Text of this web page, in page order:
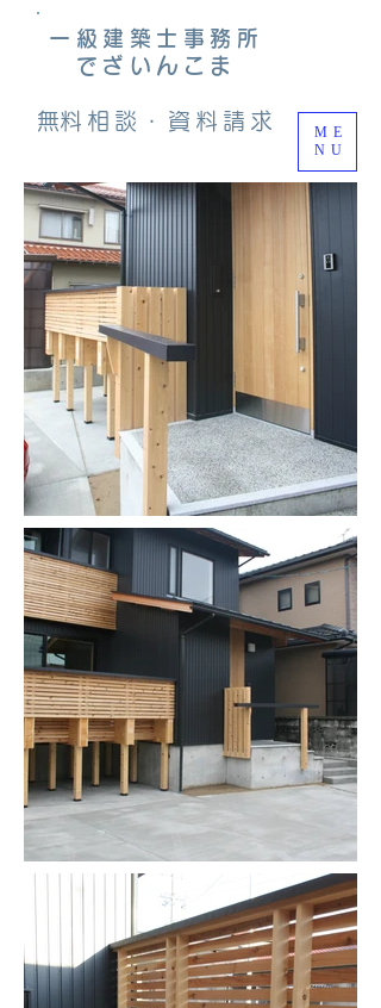
​無料相談・資料請求
一級建築士事務所
でざいんこま
ME
NU